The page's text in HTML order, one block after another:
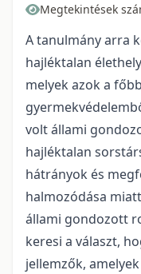
Megtekintések
A tanulmány arra
hajléktalan
melyek azok a
volt állami
hajléktalan
hátrányok és
halmozódása
állami gondozott
keresi a választ,
jellemzők,